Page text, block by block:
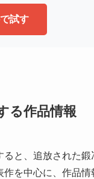
試す
る作品情報
と、追放された
を中心に、作品情